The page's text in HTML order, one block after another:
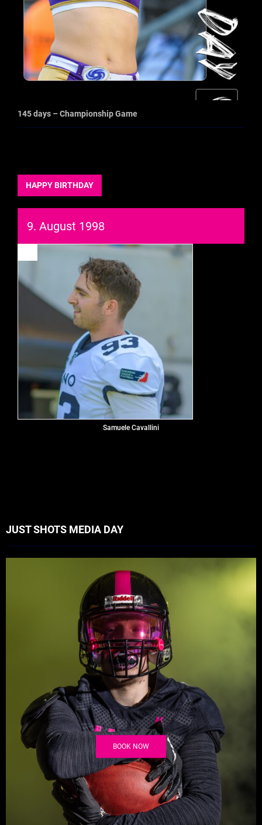
145 days – Championship Game
HAPPY BIRTHDAY
9. August 1998
Samuele Cavallini
JUST SHOTS MEDIA DAY
BOOK NOW